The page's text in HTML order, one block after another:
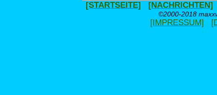
[STARTSEITE] [NACHRICHTEN]
©2000-2018
[IMPRESSUM]